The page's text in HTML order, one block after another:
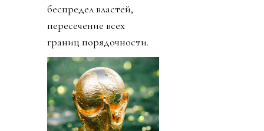
беспредел властей,
пересечение всех
границ порядочности.